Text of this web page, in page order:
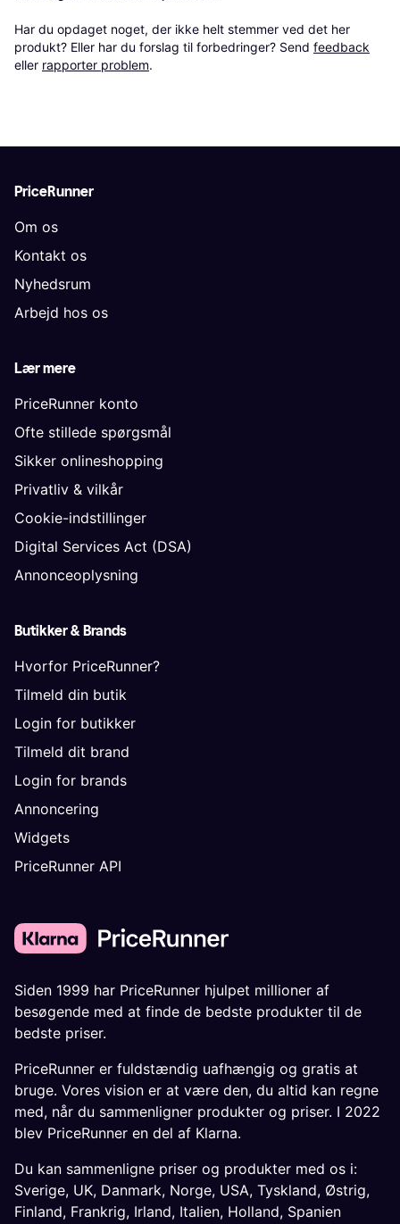
Har du opdaget noget, der ikke helt stemmer ved det her
produkt? Eller har du forslag til forbedringer? Send feedback
eller rapporter problem.
PriceRunner
Om os
Kontakt os
Nyhedsrum
Arbejd hos os
Lær mere
PriceRunner konto
Ofte stillede spørgsmål
Sikker onlineshopping
Privatliv & vilkår
Cookie-indstillinger
Digital Services Act (DSA)
Annonceoplysning
Butikker & Brands
Hvorfor PriceRunner?
Tilmeld din butik
Login for butikker
Tilmeld dit brand
Login for brands
Annoncering
Widgets
PriceRunner API
Siden 1999 har PriceRunner hjulpet millioner af
besøgende med at finde de bedste produkter til de
bedste priser.
PriceRunner er fuldstændig uafhængig og gratis at
bruge. Vores vision er at være den, du altid kan regne
med, når du sammenligner produkter og priser. I 2022
blev PriceRunner en del af Klarna.
Du kan sammenligne priser og produkter med os i:
Sverige, UK, Danmark, Norge, USA, Tyskland, Østrig,
Finland, Frankrig, Irland, Italien, Holland, Spanien